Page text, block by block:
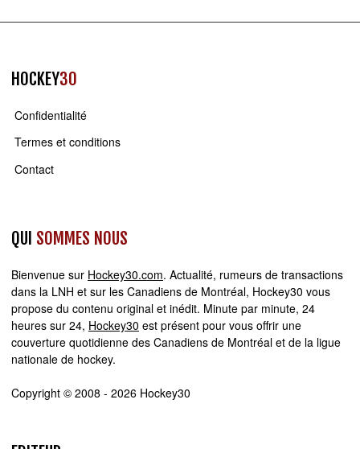
HOCKEY30
Confidentialité
Termes et conditions
Contact
QUI SOMMES NOUS
Bienvenue sur Hockey30.com. Actualité, rumeurs de transactions
dans la LNH et sur les Canadiens de Montréal, Hockey30 vous
propose du contenu original et inédit. Minute par minute, 24
heures sur 24, Hockey30 est présent pour vous offrir une
couverture quotidienne des Canadiens de Montréal et de la ligue
nationale de hockey.
Copyright © 2008 - 2026 Hockey30